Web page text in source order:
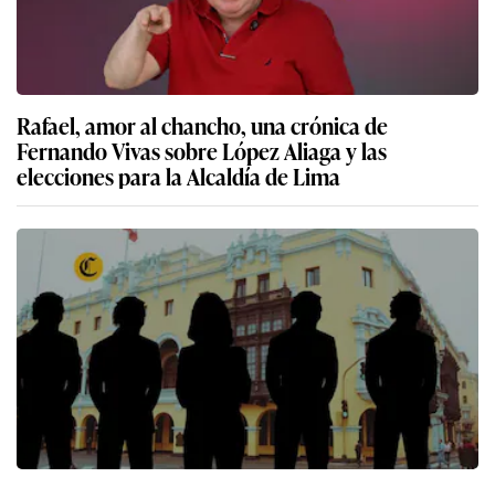
Rafael, amor al chancho, una crónica de
Fernando Vivas sobre López Aliaga y las
elecciones para la Alcaldía de Lima